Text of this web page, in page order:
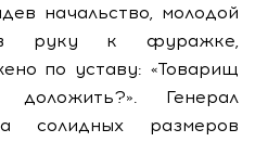
начальство, молодой
руку к фуражке,
по уставу: «Товарищ
доложить?». Генерал
солидных размеров